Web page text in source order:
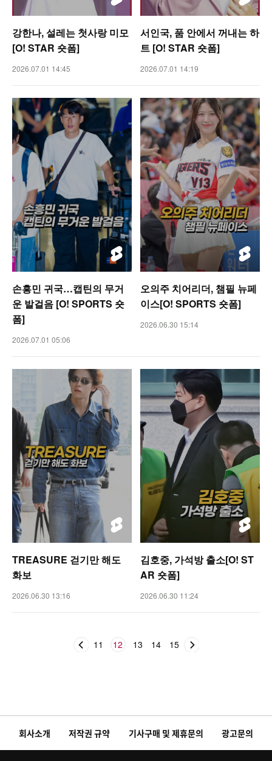
강한나, 설레는 첫사랑 미모
[O! STAR 숏폼]
2026.07.01 14:45
서인국, 품 안에서 꺼내는 하
트 [O! STAR 숏폼]
2026.07.01 14:19
손흥민 귀국…캡틴의 무거
운 발걸음 [O! SPORTS 숏
폼]
2026.07.01 05:06
오의주 치어리더, 챔필 뉴페
이스[O! SPORTS 숏폼]
2026.06.30 15:14
TREASURE 걷기만 해도
화보
2026.06.30 13:16
김호중, 가석방 출소[O! ST
AR 숏폼]
2026.06.30 11:24
11 12 13 14 15
회사소개 저작권 규약 기사구매 및 제휴문의 광고문의